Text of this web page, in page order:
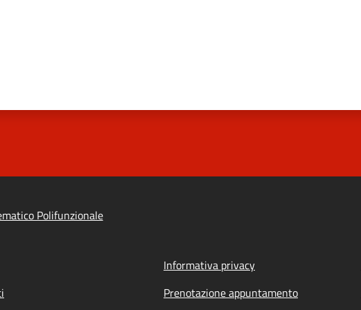
Polifunzionale
Informativa privacy
Prenotazione appuntamento